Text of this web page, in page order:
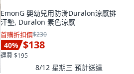
EmonG 嬰幼兒用防滑Duralon涼感排
汗墊, Duralon 素色涼感
首購折扣價$230
40% $138
運費 $195
8/12 星期三 預計送達